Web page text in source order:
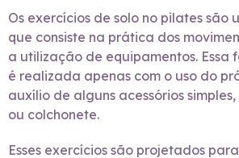
Os exercícios de solo no pilates são
que consiste na prática dos
a utilização de equipamentos. Essa
é realizada apenas com o uso do
auxílio de alguns acessórios
ou colchonete.
Esses exercícios são projetados